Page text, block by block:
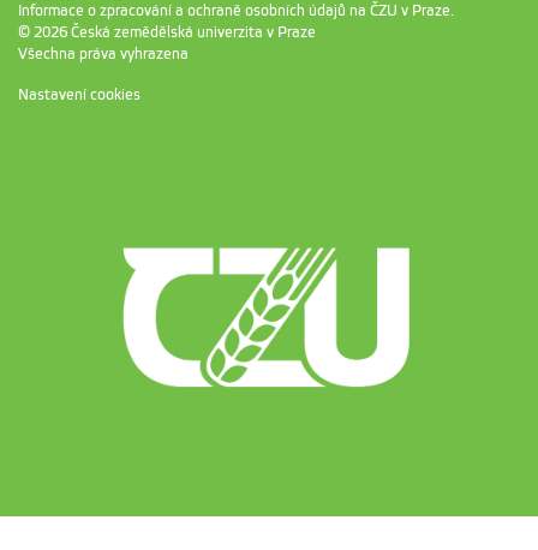
Informace o zpracování a ochraně osobních údajů na ČZU v Praze.
© 2026 Česká zemědělská univerzita v Praze
Všechna práva vyhrazena
Nastavení cookies